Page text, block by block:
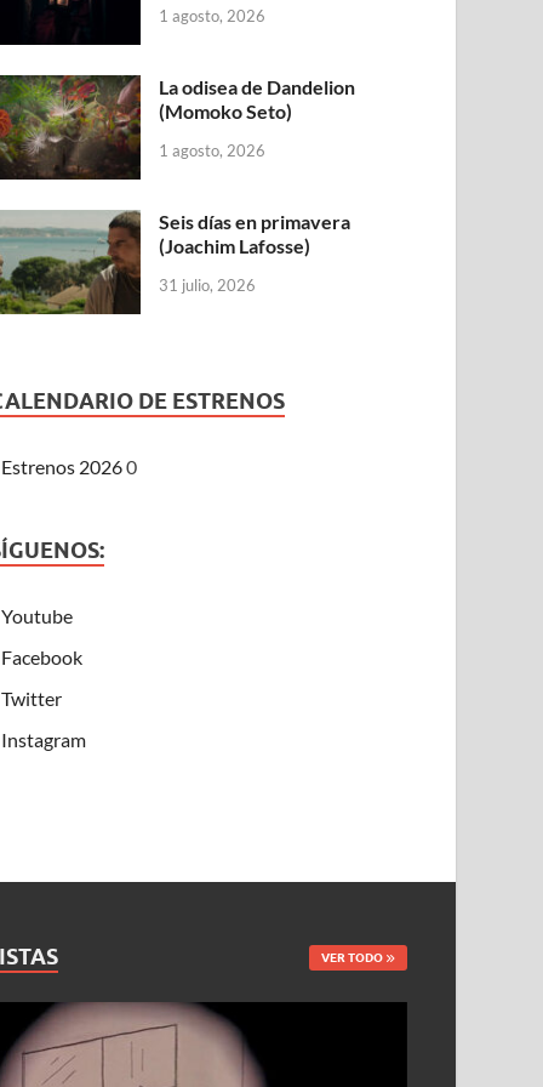
1 agosto, 2026
La odisea de Dandelion
(Momoko Seto)
1 agosto, 2026
Seis días en primavera
(Joachim Lafosse)
31 julio, 2026
DE ESTRENOS
Estrenos 20260
Youtube
Facebook
Twitter
Instagram
VER TODO